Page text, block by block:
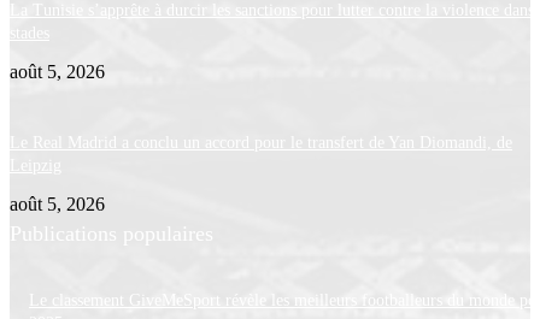
La Tunisie s’apprête à durcir les sanctions pour lutter contre la violence dans
stades
août 5, 2026
Le Real Madrid a conclu un accord pour le transfert de Yan Diomandi, de
Leipzig
août 5, 2026
Publications populaires
Le classement GiveMeSport révèle les meilleurs footballeurs du monde